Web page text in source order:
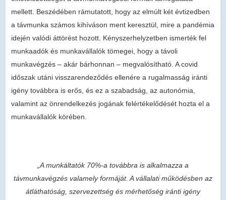
mellett. Beszédében rámutatott, hogy az elmúlt két évtizedben
a távmunka számos kihíváson ment keresztül, mire a pandémia
idején valódi áttörést hozott. Kényszerhelyzetben ismerték fel
munkaadók és munkavállalók tömegei, hogy a távoli
munkavégzés – akár bárhonnan – megvalósítható. A covid
időszak utáni visszarendeződés ellenére a rugalmasság iránti
igény továbbra is erős, és ez a szabadság, az autonómia,
valamint az önrendelkezés jogának felértékelődését hozta el a
munkavállalók körében.
„A munkáltatók 70%-a továbbra is alkalmazza a
távmunkavégzés valamely formáját. A vállalati működésben az
átláthatóság, szervezettség és mérhetőség iránti igény